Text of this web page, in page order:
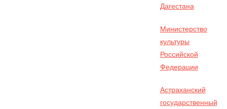
Дагестана
Министерство
культуры
Российской
Федерации
Астраханский
государственный